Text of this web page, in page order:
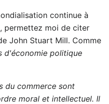
continue à
permettez moi de citer
John Stuart Mill. Comme
d'économie politique
du commerce sont
moral et intellectuel. Il